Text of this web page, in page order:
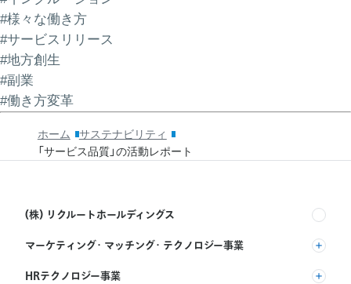
#様々な働き方
#サービスリリース
#地方創生
#副業
#働き方変革
ホーム
サステナビリティ
「サービス品質」の活動レポート
(株) リクルートホールディングス
マーケティング・マッチング・テクノロジー事業
(株) リクルート
HRテクノロジー事業